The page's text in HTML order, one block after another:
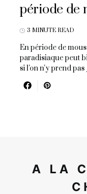
période de
3 MINUTE READ
En période de
paradisiaque peut
si l'on n'y prend pas
A LA